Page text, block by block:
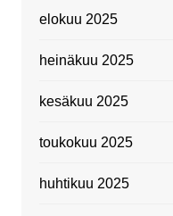
elokuu 2025
heinäkuu 2025
kesäkuu 2025
toukokuu 2025
huhtikuu 2025